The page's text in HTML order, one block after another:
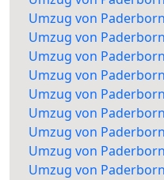
Umzug von
Umzug von
Umzug von
Umzug von
Umzug von
Umzug von
Umzug von
Umzug von
Umzug von